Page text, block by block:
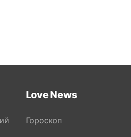
Love News
Гороскоп